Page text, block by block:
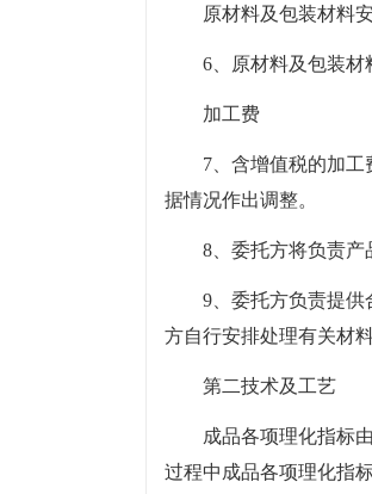
原材料及包装材料
6、原材料及包装材
加工费
7、含增值税的加工
据情况作出调整。
8、委托方将负责产
9、委托方负责提
方自行安排处理有关材
第二技术及工艺
成品各项理化指标
过程中成品各项理化指